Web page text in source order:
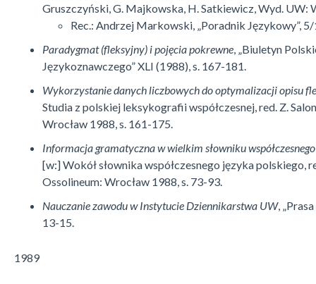
Gruszczyński, G. Maj­ko­wska, H. Satkiewicz, Wyd. UW:
Rec.: Andrzej Markowski, „Poradnik Językowy”,
Paradygmat (fleksyjny) i pojęcia pokrewne , „Biuletyn
Języko­znaw­cze­go” XLI (1988), s. 167-181.
Wykorzystanie danych liczbowych do optymalizacji opisu
Studia z polskiej le­ksykografii współczesnej, red. Z.
Wrocław 1988, s. 161-175.
Informacja gramatyczna w wielkim słowniku
[w:] Wokół sło­w­nika współczesnego języka polskiego,
Ossolineum: Wrocław 1988, s. 73-93.
Nauczanie zawodu w Instytucie Dziennikarstwa UW,
13-15.
1989